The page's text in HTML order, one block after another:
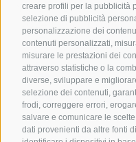
creare profili per la pubblicità
selezione di pubblicità
personalizzazione dei
contenuti personalizzati,
misurare le prestazioni dei
attraverso statistiche o la
diverse, sviluppare e
selezione dei contenuti,
frodi, correggere errori,
salvare e comunicare le
dati provenienti da altre fonti
Via G. A. Silla
17024 Finale Ligure
+39 349
+39 349